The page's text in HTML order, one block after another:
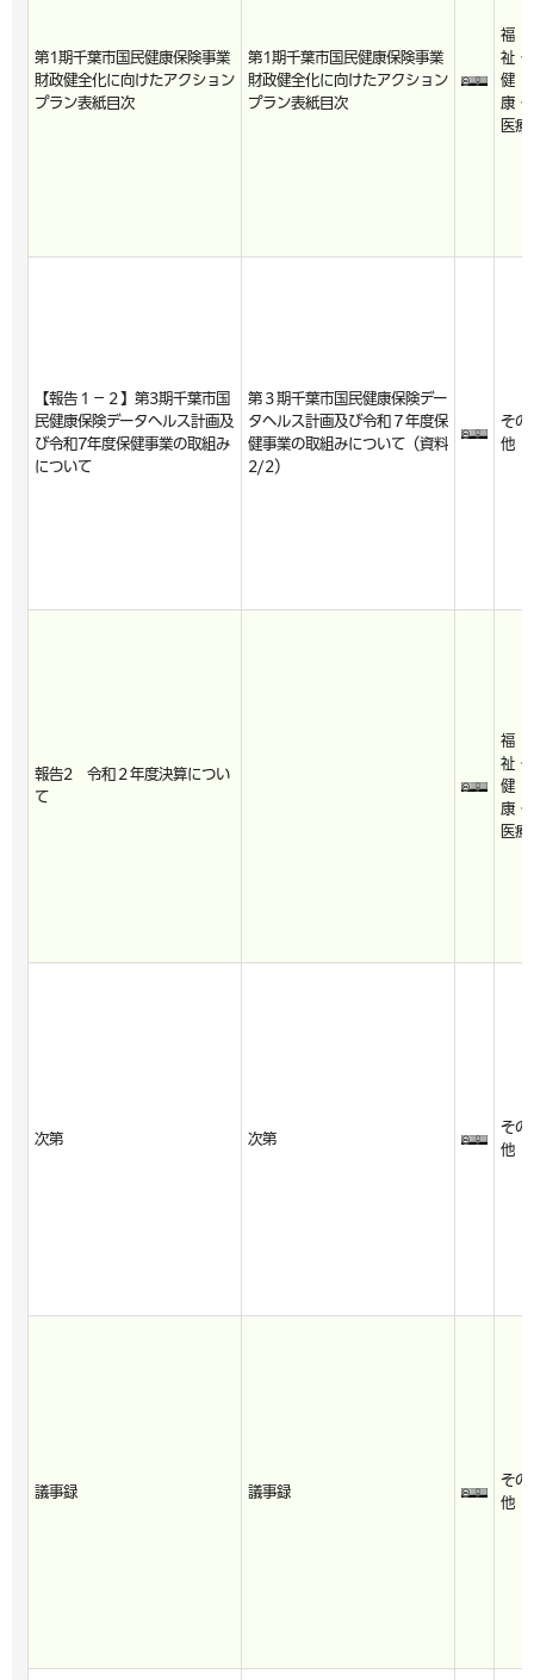
第1期千葉市国民健康保険事業
財政健全化に向けたアクション
プラン表紙目次
第1期千葉市国民健康保険事業
財政健全化に向けたアクション
プラン表紙目次
福
祉・
健
康・
医療
【報告１－２】第3期千葉市国
民健康保険データヘルス計画及
び令和7年度保健事業の取組み
について
第３期千葉市国民健康保険デー
タヘルス計画及び令和７年度保
健事業の取組みについて（資料
2/2）
その
他
報告2 令和２年度決算につい
て
福
祉・
健
康・
医療
次第 次第
その
他
議事録 議事録
その
他